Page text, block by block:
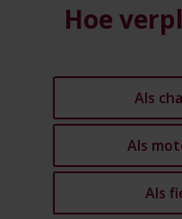
Hoe
Als
Als
Als